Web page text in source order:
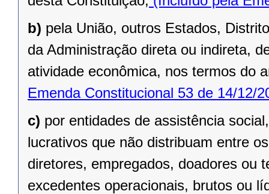
b) pela União, outros Estados,
da Administração direta ou indireta,
atividade econômica, nos termos do
Emenda Constitucional 53 de 14/12/
c) por entidades de assistência
lucrativos que não distribuam entre
diretores, empregados, doadores ou
excedentes operacionais, brutos ou